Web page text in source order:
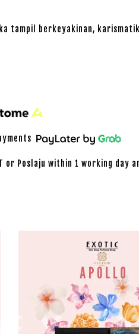
tampil berkeyakinan,
or Poslaju within 1 working